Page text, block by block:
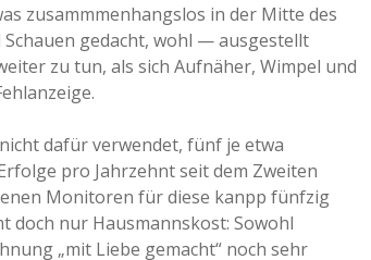
auf diese gar nicht rhetorische
zusammmenhangslos in der Mitte des
gedacht, wohl — ausgestellt
zu tun, als sich Aufnäher, Wimpel und
dafür verwendet, fünf je etwa
pro Jahrzehnt seit dem Zweiten
Monitoren für diese kanpp fünfzig
doch nur Hausmannskost: Sowohl
„mit Liebe gemacht“ noch sehr